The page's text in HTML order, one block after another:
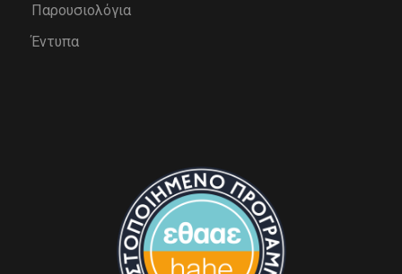
Παρουσιολόγια
Έντυπα